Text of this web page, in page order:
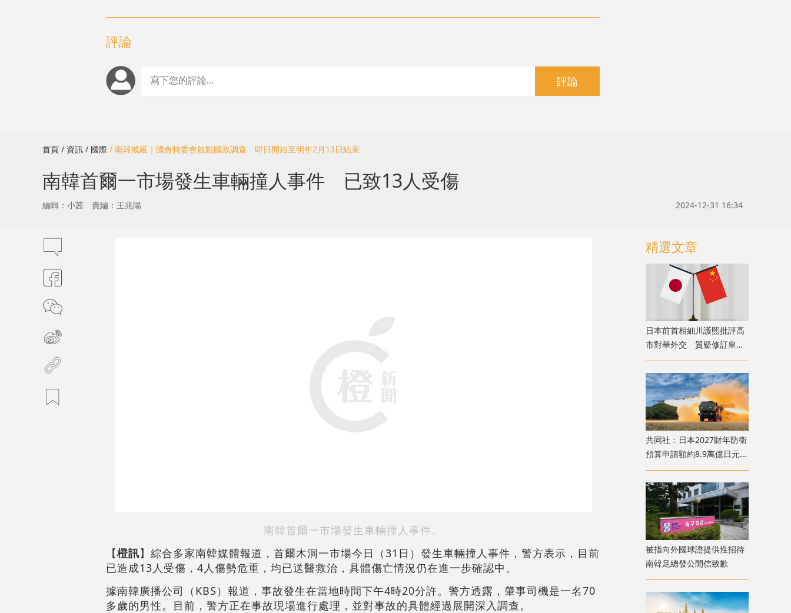
評論
評論
首頁 / 資訊 / 國際 / 南韓戒嚴｜國會特委會啟動國政調查 即日開始至明年2月13日結束
南韓首爾一市場發生車輛撞人事件 已致13人受傷
編輯：小茜 責編：王兆陽 2024-12-31 16:34
南韓首爾一市場發生車輛撞人事件。
【橙訊】綜合多家南韓媒體報道，首爾木洞一市場今日（31日）發生車輛撞人事件，警方表示，目前
已造成13人受傷，4人傷勢危重，均已送醫救治，具體傷亡情況仍在進一步確認中。
據南韓廣播公司（KBS）報道，事故發生在當地時間下午4時20分許。警方透露，肇事司機是一名70
多歲的男性。目前，警方正在事故現場進行處理，並對事故的具體經過展開深入調查。
精選文章
日本前首相細川護熙批評高
市對華外交 質疑修訂皇室
典範
共同社：日本2027財年防衛
預算申請額約8.9萬億日元
創歷史新高
被指向外國球證提供性招待
南韓足總發公開信致歉